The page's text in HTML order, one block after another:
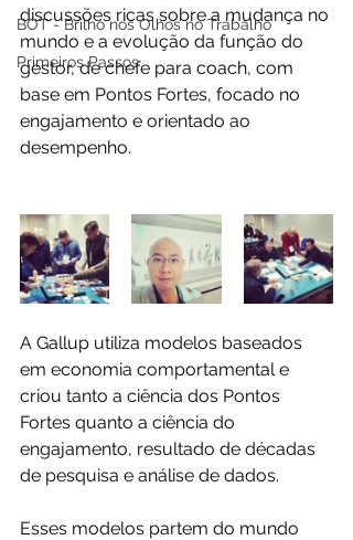
BOT - Brilho nos Olhos no Trabalho
Primeiros Passos
discussões ricas sobre a mudança no
mundo e a evolução da função do
gestor, de chefe para coach, com
base em Pontos Fortes, focado no
engajamento e orientado ao
desempenho.
A Gallup utiliza modelos baseados
em economia comportamental e
criou tanto a ciência dos Pontos
Fortes quanto a ciência do
engajamento, resultado de décadas
de pesquisa e análise de dados.
Esses modelos partem do mundo